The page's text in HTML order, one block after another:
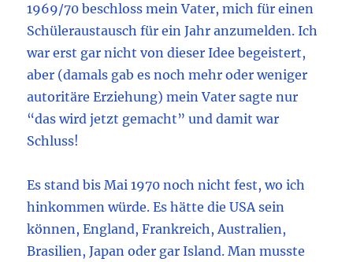
1969/70 beschloss mein Vater, mich für einen
Schüleraustausch für ein Jahr anzumelden. Ich
war erst gar nicht von dieser Idee begeistert,
aber (damals gab es noch mehr oder weniger
autoritäre Erziehung) mein Vater sagte nur
“das wird jetzt gemacht” und damit war
Schluss!
Es stand bis Mai 1970 noch nicht fest, wo ich
hinkommen würde. Es hätte die USA sein
können, England, Frankreich, Australien,
Brasilien, Japan oder gar Island. Man musste